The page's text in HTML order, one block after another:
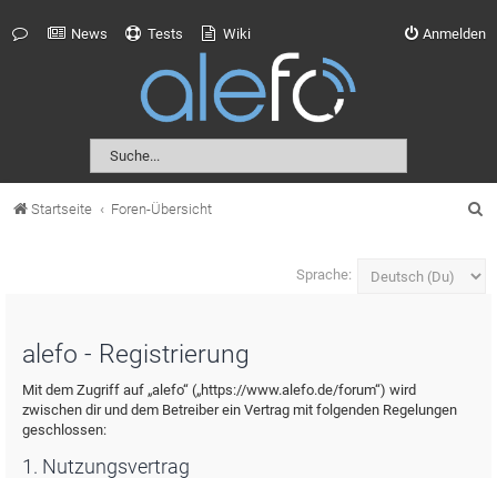
News Tests Wiki Anmelden
Startseite Foren-Übersicht
Sprache:
alefo - Registrierung
Mit dem Zugriff auf „alefo“ („https://www.alefo.de/forum“) wird
zwischen dir und dem Betreiber ein Vertrag mit folgenden Regelungen
geschlossen:
1. Nutzungsvertrag